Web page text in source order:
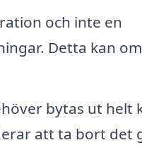
och inte en
Detta kan
bytas ut helt
att ta bort det